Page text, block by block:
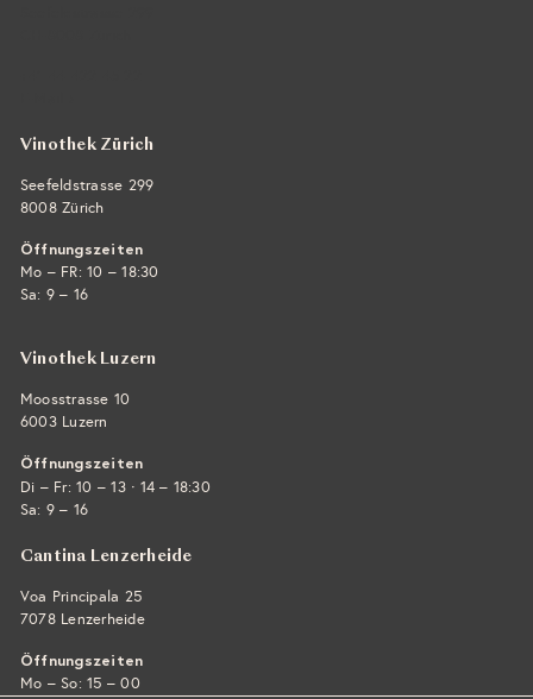
Vinothek Zürich
Seefeldstrasse 299
8008 Zürich
Öffnungszeiten
Mo – FR: 10 – 18:30
Sa: 9 – 16
Vinothek Luzern
Moosstrasse 10
6003 Luzern
Öffnungszeiten
Di – Fr: 10 – 13 · 14 – 18:30
Sa: 9 – 16
Cantina Lenzerheide
Voa Principala 25
7078 Lenzerheide
Öffnungszeiten
Mo – So: 15 – 00